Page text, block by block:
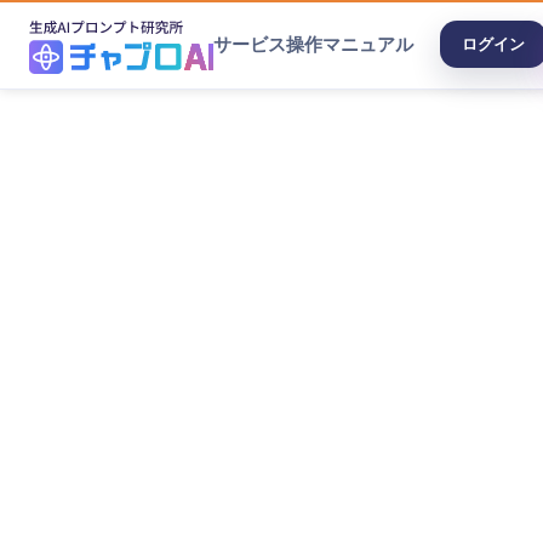
サービス操作マニュアル ログイン